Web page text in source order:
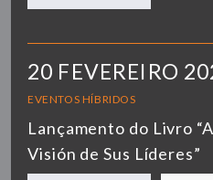
20 FEVEREIRO
EVENTOS HÍBRIDOS
Lançamento do Livro
Visión de Sus Líderes”